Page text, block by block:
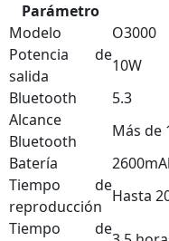
Parámetro
Modelo
O3000
Potencia de
salida
10W
Bluetooth
5.3
Alcance
Bluetooth
Más de
Batería
Tiempo de
reproducción
Hasta
Tiempo de